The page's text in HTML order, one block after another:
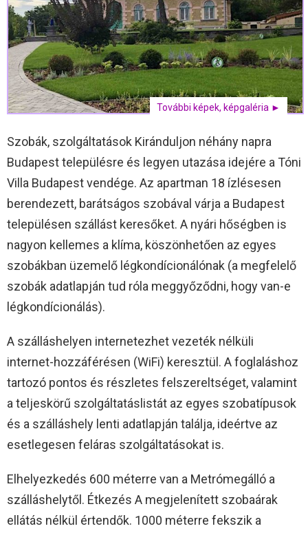
További képek, képgaléria ►
Szobák, szolgáltatások Kiránduljon néhány napra
Budapest településre és legyen utazása idejére a Tóni
Villa Budapest vendége. Az apartman 18 ízlésesen
berendezett, barátságos szobával várja a Budapest
településen szállást keresőket. A nyári hőségben is
nagyon kellemes a klíma, köszönhetően az egyes
szobákban üzemelő légkondícionálónak (a megfelelő
szobák adatlapján tud róla meggyőződni, hogy van-e
légkondícionálás).
A szálláshelyen internetezhet vezeték nélküli
internet-hozzáférésen (WiFi) keresztül. A foglaláshoz
tartozó pontos és részletes felszereltséget, valamint
a teljeskörű szolgáltatáslistát az egyes szobatípusok
és a szálláshely lenti adatlapján találja, ideértve az
esetlegesen feláras szolgáltatásokat is.
Elhelyezkedés 600 méterre van a Metrómegálló a
szálláshelytől. Étkezés A megjelenített szobaárak
ellátás nélkül értendők. 1000 méterre fekszik a